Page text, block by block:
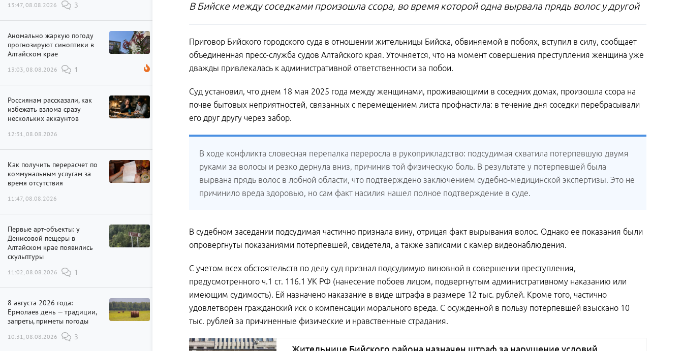
13:47, 08.08.2026 3
Аномально жаркую погоду
прогнозируют синоптики в
Алтайском крае
13:03, 08.08.2026 1
Россиянам рассказали, как
избежать взлома сразу
нескольких аккаунтов
12:31, 08.08.2026
Как получить перерасчет по
коммунальным услугам за
время отсутствия
11:47, 08.08.2026
Первые арт-объекты: у
Денисовой пещеры в
Алтайском крае появились
скульптуры
11:02, 08.08.2026 1
8 августа 2026 года:
Ермолаев день — традиции,
запреты, приметы погоды
10:31, 08.08.2026 3
В Бийске между соседками произошла ссора, во время которой одна вырвала прядь волос у другой
Приговор Бийского городского суда в отношении жительницы Бийска, обвиняемой в побоях, вступил в силу, сообщает
объединенная пресс-служба судов Алтайского края. Уточняется, что на момент совершения преступления женщина уже
дважды привлекалась к административной ответственности за побои.
Суд установил, что днем 18 мая 2025 года между женщинами, проживающими в соседних домах, произошла ссора на
почве бытовых неприятностей, связанных с перемещением листа профнастила: в течение дня соседки перебрасывали
его друг другу через забор.
В ходе конфликта словесная перепалка переросла в рукоприкладство: подсудимая схватила потерпевшую двумя
руками за волосы и резко дернула вниз, причинив той физическую боль. В результате у потерпевшей была
вырвана прядь волос в лобной области, что подтверждено заключением судебно-медицинской экспертизы. Это не
причинило вреда здоровью, но сам факт насилия нашел полное подтверждение в суде.
В судебном заседании подсудимая частично признала вину, отрицая факт вырывания волос. Однако ее показания были
опровергнуты показаниями потерпевшей, свидетеля, а также записями с камер видеонаблюдения.
С учетом всех обстоятельств по делу суд признал подсудимую виновной в совершении преступления,
предусмотренного ч.1 ст. 116.1 УК РФ (нанесение побоев лицом, подвергнутым административному наказанию или
имеющим судимость). Ей назначено наказание в виде штрафа в размере 12 тыс. рублей. Кроме того, частично
удовлетворен гражданский иск о компенсации морального вреда. С осужденной в пользу потерпевшей взыскано 10
тыс. рублей за причиненные физические и нравственные страдания.